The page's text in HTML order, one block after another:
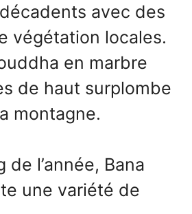
avec des
végétation locales.
en marbre
de haut surplombe
montagne.
de l’année, Bana
une variété de